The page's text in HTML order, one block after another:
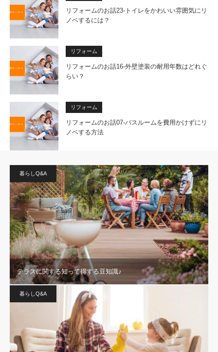
リフォームのお話23-トイレをかわいい雰囲気にリ
ノベするには？
リフォーム
リフォームのお話16-外壁塗装の耐用年数はどれぐ
らい？
リフォーム
リフォームのお話07-バスルームを費用かけずにリ
ノベする方法
暮らしQ&A
テラスに関する知って得する豆知識♪
暮らしQ&A